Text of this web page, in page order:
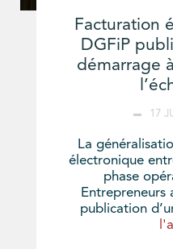
Facturation
DGFiP
démarrage
17
La
électronique
phase
Entrepreneurs
publication